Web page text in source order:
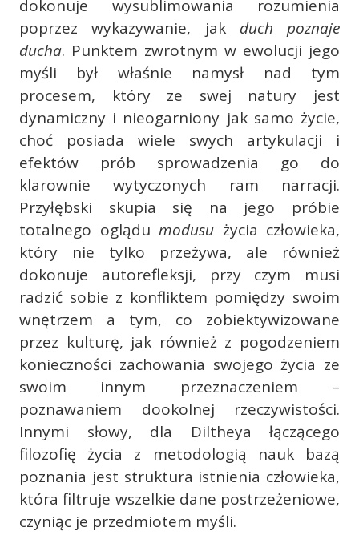
dokonuje wysublimowania rozumienia
poprzez wykazywanie, jak duch poznaje
ducha. Punktem zwrotnym w ewolucji jego
myśli był właśnie namysł nad tym
procesem, który ze swej natury jest
dynamiczny i nieogarniony jak samo życie,
choć posiada wiele swych artykulacji i
efektów prób sprowadzenia go do
klarownie wytyczonych ram narracji.
Przyłębski skupia się na jego próbie
totalnego oglądu modusu życia człowieka,
który nie tylko przeżywa, ale również
dokonuje autorefleksji, przy czym musi
radzić sobie z konfliktem pomiędzy swoim
wnętrzem a tym, co zobiektywizowane
przez kulturę, jak również z pogodzeniem
konieczności zachowania swojego życia ze
swoim innym przeznaczeniem –
poznawaniem dookolnej rzeczywistości.
Innymi słowy, dla Diltheya łączącego
filozofię życia z metodologią nauk bazą
poznania jest struktura istnienia człowieka,
która filtruje wszelkie dane postrzeżeniowe,
czyniąc je przedmiotem myśli.